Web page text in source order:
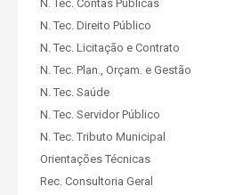
N. Tec. Contas Públicas
N. Tec. Direito Público
N. Tec. Licitação e Contrato
N. Tec. Plan., Orçam. e Gestão
N. Tec. Saúde
N. Tec. Servidor Público
N. Tec. Tributo Municipal
Orientações Técnicas
Rec. Consultoria Geral